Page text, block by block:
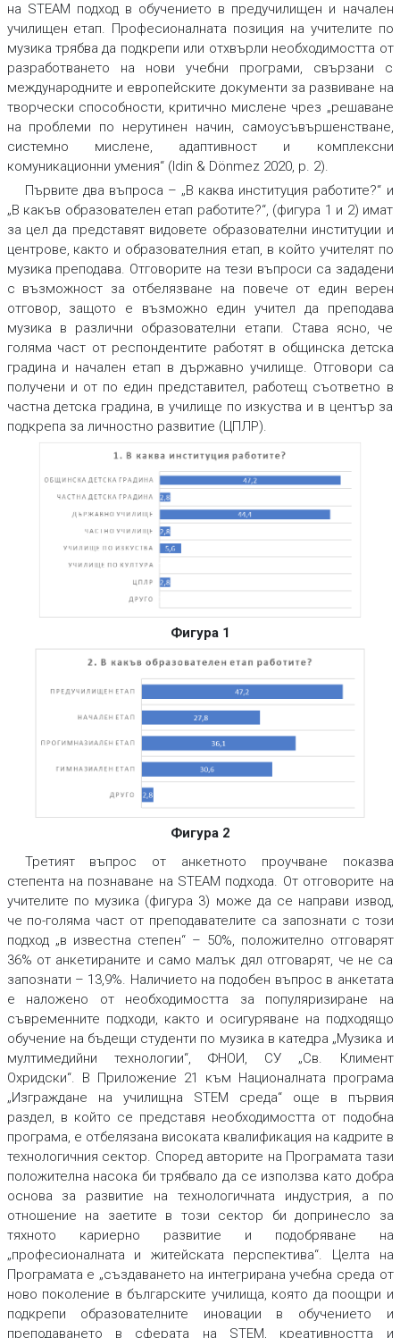
на STEAM подход в обучението в предучилищен и начален
училищен етап. Професионалната позиция на учителите по
музика трябва да подкрепи или отхвърли необходимостта от
разработването на нови учебни програми, свързани с
международните и европейските документи за развиване на
творчески способности, критично мислене чрез „решаване
на проблеми по нерутинен начин, самоусъвършенстване,
системно мислене, адаптивност и комплексни
комуникационни умения“ (Idin & Dönmez 2020, p. 2).
Първите два въпроса – „В каква институция работите?“ и
„В какъв образователен етап работите?“, (фигура 1 и 2) имат
за цел да представят видовете образователни институции и
центрове, както и образователния етап, в който учителят по
музика преподава. Отговорите на тези въпроси са зададени
с възможност за отбелязване на повече от един верен
отговор, защото е възможно един учител да преподава
музика в различни образователни етапи. Става ясно, че
голяма част от респондентите работят в общинска детска
градина и начален етап в държавно училище. Отговори са
получени и от по един представител, работещ съответно в
частна детска градина, в училище по изкуства и в център за
подкрепа за личностно развитие (ЦПЛР).
Фигура 1
Фигура 2
Третият въпрос от анкетното проучване показва
степента на познаване на STEAM подхода. От отговорите на
учителите по музика (фигура 3) може да се направи извод,
че по-голяма част от преподавателите са запознати с този
подход „в известна степен“ – 50%, положително отговарят
36% от анкетираните и само малък дял отговарят, че не са
запознати – 13,9%. Наличието на подобен въпрос в анкетата
е наложено от необходимостта за популяризиране на
съвременните подходи, както и осигуряване на подходящо
обучение на бъдещи студенти по музика в катедра „Музика и
мултимедийни технологии“, ФНОИ, СУ „Св. Климент
Охридски“. В Приложение 21 към Националната програма
„Изграждане на училищна STEM среда“ още в първия
раздел, в който се представя необходимостта от подобна
програма, е отбелязана високата квалификация на кадрите в
технологичния сектор. Според авторите на Програмата тази
положителна насока би трябвало да се използва като добра
основа за развитие на технологичната индустрия, а по
отношение на заетите в този сектор би допринесло за
тяхното кариерно развитие и подобряване на
„професионалната и житейската перспектива“. Целта на
Програмата е „създаването на интегрирана учебна среда от
ново поколение в българските училища, която да поощри и
подкрепи образователните иновации в обучението и
преподаването в сферата на STEM, креативността и